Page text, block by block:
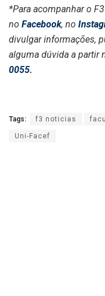
*Para acompanhar o
no Facebook, no
divulgar informações,
alguma dúvida a partir
0055.
Tags: f3 noticias
Uni-Facef